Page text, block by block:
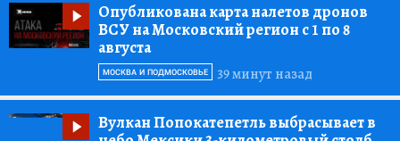
Опубликована карта налетов дронов
ВСУ на Московский регион с 1 по 8
августа
39 минут назад
МОСКВА И ПОДМОСКОВЬЕ
Вулкан Попокатепетль выбрасывает в